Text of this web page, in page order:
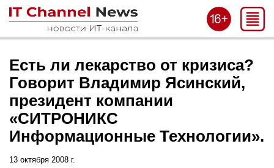
Есть ли лекарство от кризиса?
Говорит Владимир Ясинский,
президент компании
«СИТРОНИКС
Информационные Технологии».
13 октября 2008 г.